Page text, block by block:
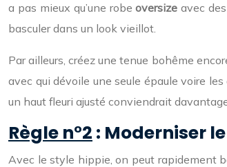
a pas mieux qu’une robe oversizeavec
basculer dans un look vieillot.
Par ailleurs, créez une tenue bohême
avec qui dévoile une seule épaule voire
un haut fleuri ajusté conviendrait
Règle n°2 : Moderniser
Avec le style hippie, on peut rapidement